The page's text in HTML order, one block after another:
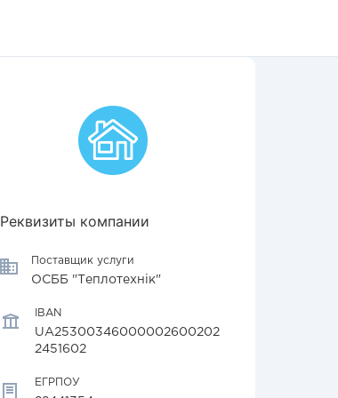
Реквизиты компании
Поставщик услуги
ОСББ "Теплотехнік"
IBAN
UA25300346000002600202
2451602
ЕГРПОУ